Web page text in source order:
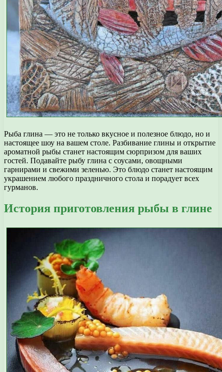
Рыба глина — это не только вкусное и полезное блюдо, но и
настоящее шоу на вашем столе. Разбивание глины и открытие
ароматной рыбы станет настоящим сюрпризом для ваших
гостей. Подавайте рыбу глина с соусами, овощными
гарнирами и свежими зеленью. Это блюдо станет настоящим
украшением любого праздничного стола и порадует всех
гурманов.
История приготовления рыбы в глине